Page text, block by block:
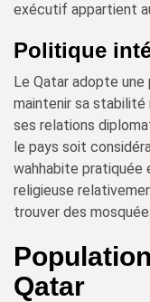
exécutif appartient
Politique
Le Qatar adopte
maintenir sa
ses relations
le pays soit
wahhabite pratiquée
religieuse
trouver des
Qatar